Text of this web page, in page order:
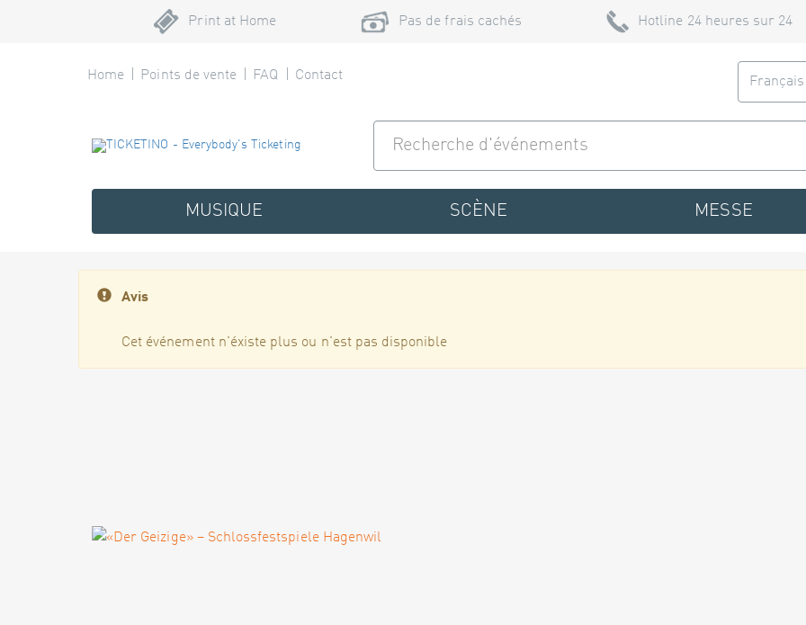
Print at Home Pas de frais cachés Hotline 24 heures sur 24
Home Points de vente FAQ Contact Français
MUSIQUE SCÈNE MESSE
Avis
Cet événement n'éxiste plus ou n'est pas disponible